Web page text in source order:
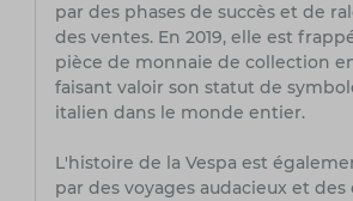
par des phases de succès et de
des ventes. En 2019, elle est
pièce de monnaie de collection
faisant valoir son statut de
italien dans le monde entier.
L'histoire de la Vespa est
par des voyages audacieux et